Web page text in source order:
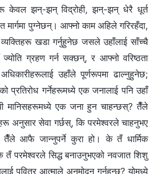
केवल झन्-झन् विद्रोही, झन्-झन् धेरै धूर्त
पुग्‍नेछन्। आफ्नो काम अहिले गरिरहँदा,
खडा गर्नुहुनेछ जसले उहाँलाई साँच्चै
ग्रहण गर्न सक्छन्, र आफ्नो वरिष्ठता
उहाँले पूर्णरूपमा ढाल्नुहुनेछ;
प्रतिरोध गर्नेहरूमध्ये एक जनालाई पनि उहाँ
मानिसहरूमध्ये एक जना हुन चाहन्छस्? तैँले
अनुसार सेवा गर्छस्, कि परमेश्‍वरले चाहनुभए
तैँले आफै जान्‍नुपर्ने कुरा हो। के तँ धार्मिक
तँ परमेश्‍वरले सिद्ध बनाउनुभएको नवजात शिशु
पवित्र आत्माले अनुमोदन गर्नुहुन्छ? योमध्ये